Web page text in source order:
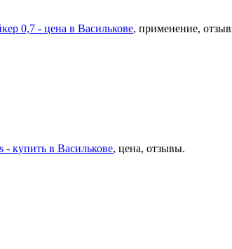
0,7 - цена в Василькове, применение,
- купить в Василькове, цена, отзывы.